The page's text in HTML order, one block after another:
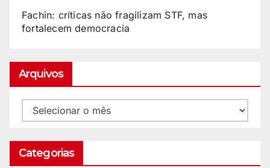
Fachin: críticas não fragilizam STF, mas
fortalecem democracia
Arquivos
Categorias